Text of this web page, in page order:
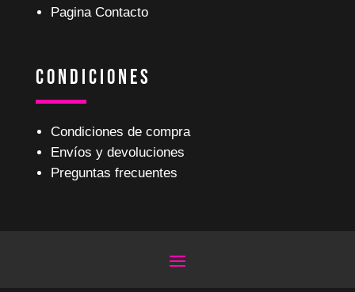
Pagina Contacto
Condiciones
Condiciones de compra
Envíos y devoluciones
Preguntas frecuentes